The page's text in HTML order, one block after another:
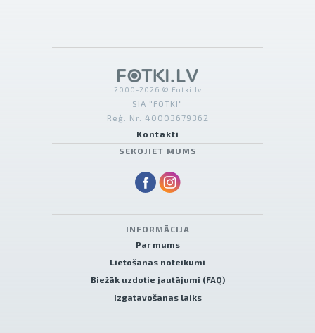
2000-2026 © Fotki.lv
SIA "FOTKI"
Reģ. Nr. 40003679362
Kontakti
SEKOJIET MUMS
INFORMĀCIJA
Par mums
Lietošanas noteikumi
Biežāk uzdotie jautājumi (FAQ)
Izgatavošanas laiks